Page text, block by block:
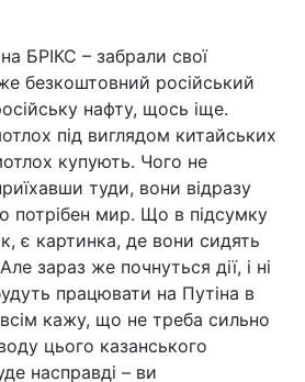
БРІКС – забрали свої
безкоштовний російський
нафту, щось іще.
під виглядом китайських
купують. Чого не
туди, вони відразу
потрібен мир. Що в підсумку
є картинка, де вони сидять
зараз же почнуться дії, і ні
працювати на Путіна в
кажу, що не треба сильно
цього казанського
насправді – ви